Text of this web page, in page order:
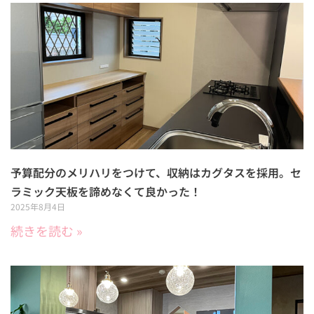
予算配分のメリハリをつけて、収納はカグタスを採用。セ
ラミック天板を諦めなくて良かった！
2025年8月4日
続きを読む »